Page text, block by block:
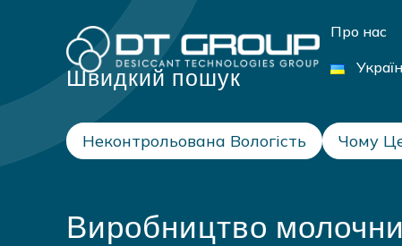
Про нас
Швидкий пошук
Неконтрольована Вологість Чому
Виробництво